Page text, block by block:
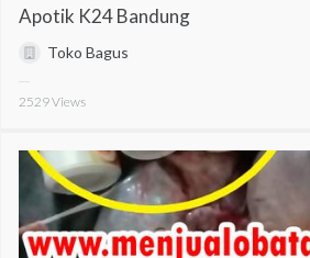
Apotik K24 Bandung
Toko Bagus
2529Views